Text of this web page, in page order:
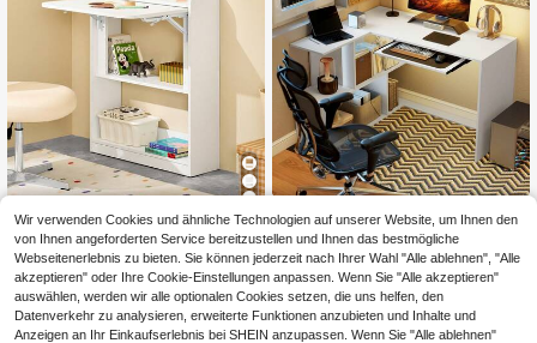
SoBuy
SoBuy Faltbarer Bürotisch Compute
rtisch Arbeitsstation mit 3 Regalen
Weiß B64 x T58 x H82cm FWT92-W
43,70€ -5% 46,00€
4-5 Werktage
Computertisch, Aufbewahrungsreg
ale, Kabelmanagement, Spanplatte,
für Homeoffice, Arbeitszimmer und
Arbeitsplatz, Weiß, 120 x 100 x 76 c
m
100 ,42€ -16% 120,64€
Wir verwenden Cookies und ähnliche Technologien auf unserer Website, um Ihnen den
von Ihnen angeforderten Service bereitzustellen und Ihnen das bestmögliche
Webseitenerlebnis zu bieten. Sie können jederzeit nach Ihrer Wahl "Alle ablehnen", "Alle
akzeptieren" oder Ihre Cookie-Einstellungen anpassen. Wenn Sie "Alle akzeptieren"
auswählen, werden wir alle optionalen Cookies setzen, die uns helfen, den
Datenverkehr zu analysieren, erweiterte Funktionen anzubieten und Inhalte und
Anzeigen an Ihr Einkaufserlebnis bei SHEIN anzupassen. Wenn Sie "Alle ablehnen"